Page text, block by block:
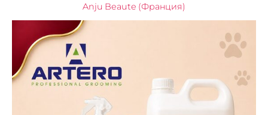
Anju Beaute (Франция)